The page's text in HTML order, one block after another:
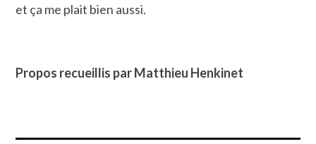
et ça me plait bien aussi.
Propos recueillis par Matthieu Henkinet